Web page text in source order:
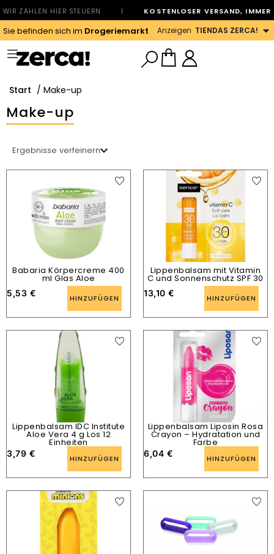
WIR ZAHLEN HIER STEUERN | KOSTENLOSER VERSAND, IMMER
Sie befinden sich im Drogeriemarkt Anzeigen TIENDAS ZERCA!
Start / Make-up
Make-up
Ergebnisse verfeinern
Babaria Körpercreme 400
ml Glas Aloe
5,53 € HINZUFÜGEN
Lippenbalsam mit Vitamin
C und Sonnenschutz SPF 30
13,10 € HINZUFÜGEN
Lippenbalsam IDC Institute
Aloe Vera 4 g Los 12
Einheiten
3,79 € HINZUFÜGEN
Lippenbalsam Liposin Rosa
Crayon – Hydratation und
Farbe
6,04 € HINZUFÜGEN